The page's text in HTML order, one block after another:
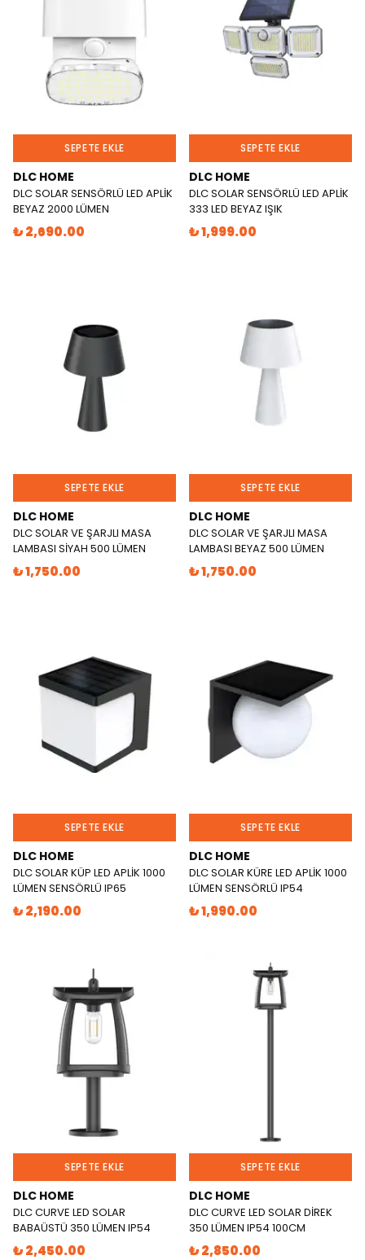
SEPETE EKLE
DLC HOME
DLC SOLAR SENSÖRLÜ LED APLİK
BEYAZ 2000 LÜMEN
₺ 2,690.00
SEPETE EKLE
DLC HOME
DLC SOLAR SENSÖRLÜ LED APLİK
333 LED BEYAZ IŞIK
₺ 1,999.00
SEPETE EKLE
DLC HOME
DLC SOLAR VE ŞARJLI MASA
LAMBASI SİYAH 500 LÜMEN
₺ 1,750.00
SEPETE EKLE
DLC HOME
DLC SOLAR VE ŞARJLI MASA
LAMBASI BEYAZ 500 LÜMEN
₺ 1,750.00
SEPETE EKLE
DLC HOME
DLC SOLAR KÜP LED APLİK 1000
LÜMEN SENSÖRLÜ IP65
₺ 2,190.00
SEPETE EKLE
DLC HOME
DLC SOLAR KÜRE LED APLİK 1000
LÜMEN SENSÖRLÜ IP54
₺ 1,990.00
SEPETE EKLE
DLC HOME
DLC CURVE LED SOLAR
BABAÜSTÜ 350 LÜMEN IP54
₺ 2,450.00
SEPETE EKLE
DLC HOME
DLC CURVE LED SOLAR DİREK
350 LÜMEN IP54 100CM
₺ 2,850.00